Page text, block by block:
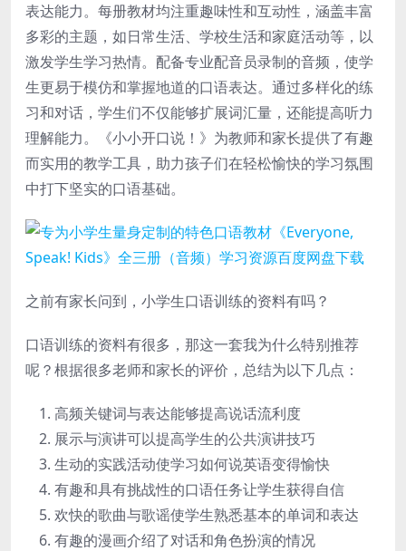
表达能力。每册教材均注重趣味性和互动性，涵盖丰富
多彩的主题，如日常生活、学校生活和家庭活动等，以
激发学生学习热情。配备专业配音员录制的音频，使学
生更易于模仿和掌握地道的口语表达。通过多样化的练
习和对话，学生们不仅能够扩展词汇量，还能提高听力
理解能力。《小小开口说！》为教师和家长提供了有趣
而实用的教学工具，助力孩子们在轻松愉快的学习氛围
中打下坚实的口语基础。
之前有家长问到，小学生口语训练的资料有吗？
口语训练的资料有很多，那这一套我为什么特别推荐
呢？根据很多老师和家长的评价，总结为以下几点：
高频关键词与表达能够提高说话流利度
展示与演讲可以提高学生的公共演讲技巧
生动的实践活动使学习如何说英语变得愉快
有趣和具有挑战性的口语任务让学生获得自信
欢快的歌曲与歌谣使学生熟悉基本的单词和表达
有趣的漫画介绍了对话和角色扮演的情况